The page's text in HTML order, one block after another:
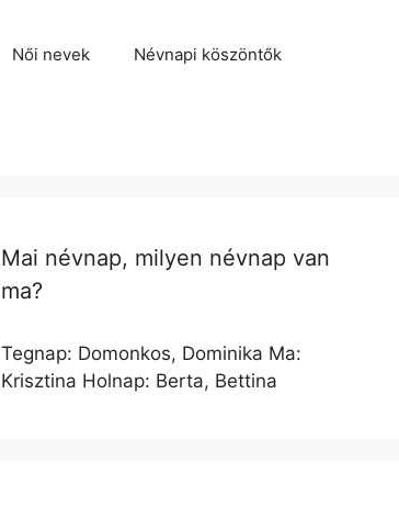
Női nevek Névnapi köszöntők
Mai névnap, milyen névnap van
ma?
Tegnap: Domonkos, Dominika Ma:
Krisztina Holnap: Berta, Bettina